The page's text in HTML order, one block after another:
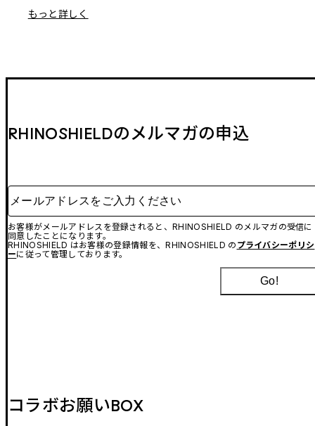
もっと詳しく
RHINOSHIELDのメルマガの申込
メールアドレスをご入力ください
お客様がメールアドレスを登録されると、RHINOSHIELD のメルマガの受信に
同意したことになります。
RHINOSHIELD はお客様の登録情報を、RHINOSHIELD の プライバシーポリシ
ーに従って管理しております。
Go!
コラボお願いBOX